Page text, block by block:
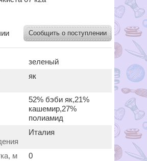
Сообщить о поступлении
зеленый
як
52% бэби як,21%
кашемир,27%
полиамид
Италия
м
0